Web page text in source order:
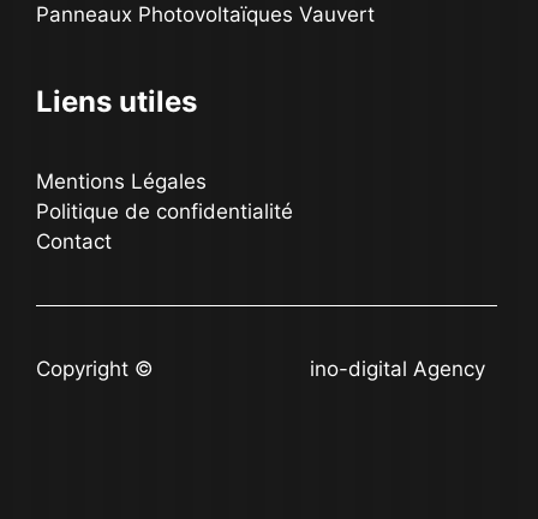
Panneaux Photovoltaïques Vauvert
Liens utiles
Mentions Légales
Politique de confidentialité
Contact
Copyright © ino-digital Agency